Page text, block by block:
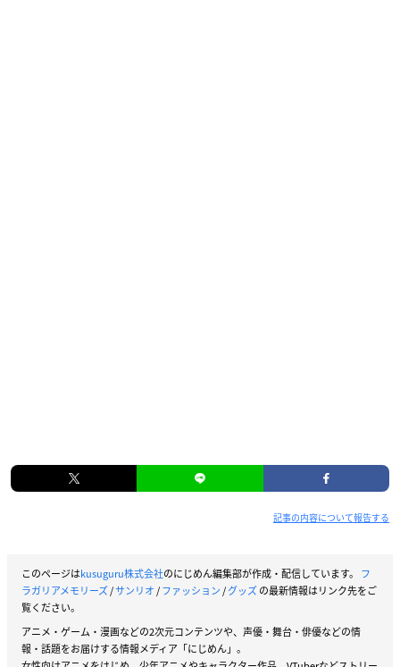
記事の内容について報告する
このページはkusuguru株式会社のにじめん編集部が作成・配信しています。 フ
ラガリアメモリーズ/サンリオ/ファッション/グッズの最新情報はリンク先をご
覧ください。
アニメ・ゲーム・漫画などの2次元コンテンツや、声優・舞台・俳優などの情
報・話題をお届けする情報メディア「にじめん」。